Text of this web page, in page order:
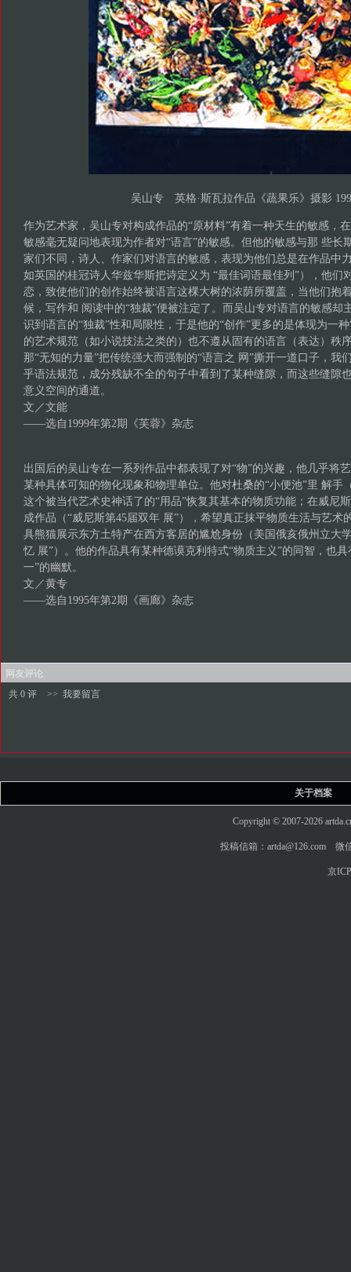
吴山专 英格·斯瓦拉作品《蔬果乐》摄影
作为艺术家，吴山专对构成作品的“原材料”有着一种天生的敏感，
敏感毫无疑问地表现为作者对“语言”的敏感。但他的敏感与那 些长
家们不同，诗人、作家们对语言的敏感，表现为他们总是在作品中
如英国的桂冠诗人华兹华斯把诗定义为 “最佳词语最佳列”），他们
恋，致使他们的创作始终被语言这棵大树的浓荫所覆盖，当他们抱
候，写作和 阅读中的“独裁”便被注定了。而吴山专对语言的敏感却
识到语言的“独裁”性和局限性，于是他的“创作”更多的是体现为一
的艺术规范（如小说技法之类的）也不遵从固有的语言（表达）秩
那“无知的力量”把传统强大而强制的“语言之 网”撕开一道口子，我
乎语法规范，成分残缺不全的句子中看到了某种缝隙，而这些缝隙
意义空间的通道。
文／文能
——选自1999年第2期《芙蓉》杂志
出国后的吴山专在一系列作品中都表现了对“物”的兴趣，他几乎将
某种具体可知的物化现象和物理单位。他对杜桑的“小便池”里 解手
这个被当代艺术史神话了的“用品”恢复其基本的物质功能；在威尼
成作品（“威尼斯第45届双年 展”），希望真正抹平物质生活与艺术
具熊猫展示东方土特产在西方客居的尴尬身份（美国俄亥俄州立大
忆 展”）。他的作品具有某种德谟克利特式“物质主义”的同智，也
一”的幽默。
文／黄专
——选自1995年第2期《画廊》杂志
网友评论
共 0 评
>> 我要留言
关于档案
Copyright © 2007-2026
投稿信箱：artda@126.com 微
京